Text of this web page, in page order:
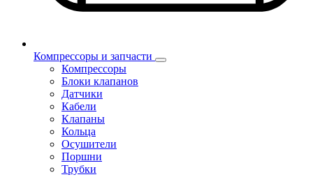
Компрессоры и запчасти
Компрессоры
Блоки клапанов
Датчики
Кабели
Клапаны
Кольца
Осушители
Поршни
Трубки